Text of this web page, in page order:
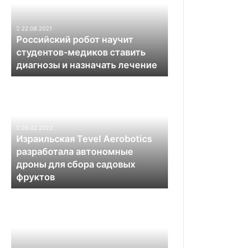
диагнозы
назначать
лечение
22.08.2021
Российский робот научит
студентов-медиков ставить
диагнозы и назначать лечение
дроны
сбора
садовых
фруктов
09.02.2022
Израильская Tevel Aerobotics
разработала автономные
дроны для сбора садовых
фруктов